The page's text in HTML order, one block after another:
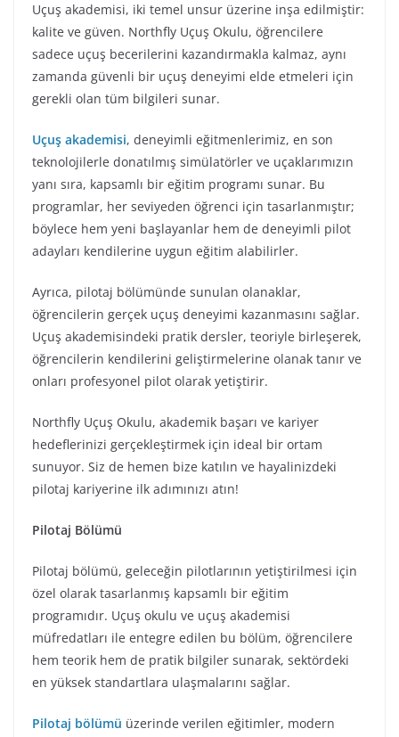
Uçuş akademisi, iki temel unsur üzerine inşa edilmiştir:
kalite ve güven. Northfly Uçuş Okulu, öğrencilere
sadece uçuş becerilerini kazandırmakla kalmaz, aynı
zamanda güvenli bir uçuş deneyimi elde etmeleri için
gerekli olan tüm bilgileri sunar.
Uçuş akademisi, deneyimli eğitmenlerimiz, en son
teknolojilerle donatılmış simülatörler ve uçaklarımızın
yanı sıra, kapsamlı bir eğitim programı sunar. Bu
programlar, her seviyeden öğrenci için tasarlanmıştır;
böylece hem yeni başlayanlar hem de deneyimli pilot
adayları kendilerine uygun eğitim alabilirler.
Ayrıca, pilotaj bölümünde sunulan olanaklar,
öğrencilerin gerçek uçuş deneyimi kazanmasını sağlar.
Uçuş akademisindeki pratik dersler, teoriyle birleşerek,
öğrencilerin kendilerini geliştirmelerine olanak tanır ve
onları profesyonel pilot olarak yetiştirir.
Northfly Uçuş Okulu, akademik başarı ve kariyer
hedeflerinizi gerçekleştirmek için ideal bir ortam
sunuyor. Siz de hemen bize katılın ve hayalinizdeki
pilotaj kariyerine ilk adımınızı atın!
Pilotaj Bölümü
Pilotaj bölümü, geleceğin pilotlarının yetiştirilmesi için
özel olarak tasarlanmış kapsamlı bir eğitim
programıdır. Uçuş okulu ve uçuş akademisi
müfredatları ile entegre edilen bu bölüm, öğrencilere
hem teorik hem de pratik bilgiler sunarak, sektördeki
en yüksek standartlara ulaşmalarını sağlar.
Pilotaj bölümü üzerinde verilen eğitimler, modern